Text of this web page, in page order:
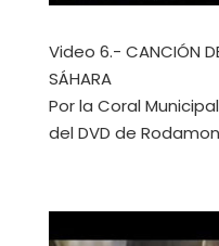
Video 6.- CANCIÓN
SÁHARA
Por la Coral
del DVD de